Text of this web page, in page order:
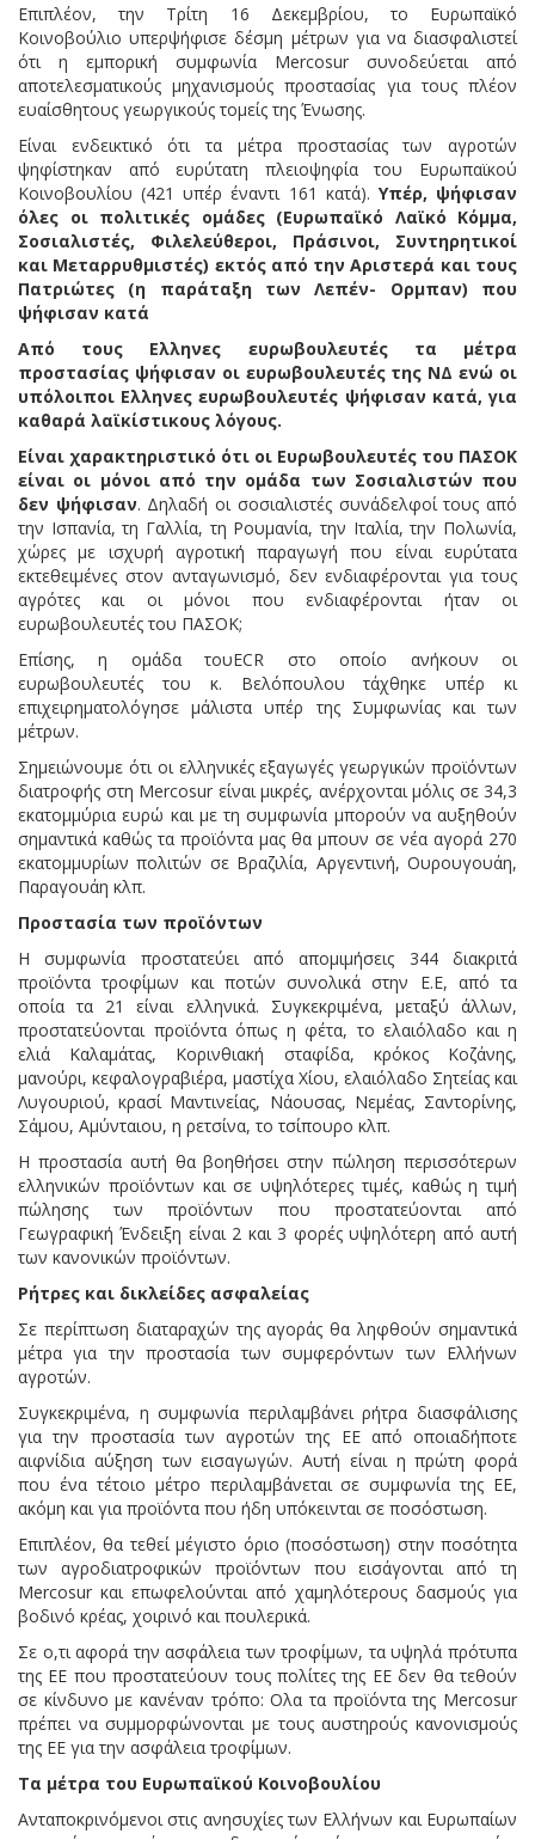
Επιπλέον, την Τρίτη 16 Δεκεμβρίου, το Ευρωπαϊκό
Κοινοβούλιο υπερψήφισε δέσμη μέτρων για να διασφαλιστεί
ότι η εμπορική συμφωνία Mercosur συνοδεύεται από
αποτελεσματικούς μηχανισμούς προστασίας για τους πλέον
ευαίσθητους γεωργικούς τομείς της Ένωσης.
Είναι ενδεικτικό ότι τα μέτρα προστασίας των αγροτών
ψηφίστηκαν από ευρύτατη πλειοψηφία του Ευρωπαϊκού
Κοινοβουλίου (421 υπέρ έναντι 161 κατά). Υπέρ, ψήφισαν
όλες οι πολιτικές ομάδες (Ευρωπαϊκό Λαϊκό Κόμμα,
Σοσιαλιστές, Φιλελεύθεροι, Πράσινοι, Συντηρητικοί
και Μεταρρυθμιστές) εκτός από την Αριστερά και τους
Πατριώτες (η παράταξη των Λεπέν- Ορμπαν) που
ψήφισαν κατά
Από τους Ελληνες ευρωβουλευτές τα μέτρα
προστασίας ψήφισαν οι ευρωβουλευτές της ΝΔ ενώ οι
υπόλοιποι Ελληνες ευρωβουλευτές ψήφισαν κατά, για
καθαρά λαϊκίστικους λόγους.
Είναι χαρακτηριστικό ότι οι Ευρωβουλευτές του ΠΑΣΟΚ
είναι οι μόνοι από την ομάδα των Σοσιαλιστών που
δεν ψήφισαν. Δηλαδή οι σοσιαλιστές συνάδελφοί τους από
την Ισπανία, τη Γαλλία, τη Ρουμανία, την Ιταλία, την Πολωνία,
χώρες με ισχυρή αγροτική παραγωγή που είναι ευρύτατα
εκτεθειμένες στον ανταγωνισμό, δεν ενδιαφέρονται για τους
αγρότες και οι μόνοι που ενδιαφέρονται ήταν οι
ευρωβουλευτές του ΠΑΣΟΚ;
Επίσης, η ομάδα τουECR στο οποίο ανήκουν οι
ευρωβουλευτές του κ. Βελόπουλου τάχθηκε υπέρ κι
επιχειρηματολόγησε μάλιστα υπέρ της Συμφωνίας και των
μέτρων.
Σημειώνουμε ότι οι ελληνικές εξαγωγές γεωργικών προϊόντων
διατροφής στη Mercosur είναι μικρές, ανέρχονται μόλις σε 34,3
εκατομμύρια ευρώ και με τη συμφωνία μπορούν να αυξηθούν
σημαντικά καθώς τα προϊόντα μας θα μπουν σε νέα αγορά 270
εκατομμυρίων πολιτών σε Βραζιλία, Αργεντινή, Ουρουγουάη,
Παραγουάη κλπ.
Προστασία των προϊόντων
Η συμφωνία προστατεύει από απομιμήσεις 344 διακριτά
προϊόντα τροφίμων και ποτών συνολικά στην Ε.Ε, από τα
οποία τα 21 είναι ελληνικά. Συγκεκριμένα, μεταξύ άλλων,
προστατεύονται προϊόντα όπως η φέτα, το ελαιόλαδο και η
ελιά Καλαμάτας, Κορινθιακή σταφίδα, κρόκος Κοζάνης,
μανούρι, κεφαλογραβιέρα, μαστίχα Χίου, ελαιόλαδο Σητείας και
Λυγουριού, κρασί Μαντινείας, Νάουσας, Νεμέας, Σαντορίνης,
Σάμου, Αμύνταιου, η ρετσίνα, το τσίπουρο κλπ.
Η προστασία αυτή θα βοηθήσει στην πώληση περισσότερων
ελληνικών προϊόντων και σε υψηλότερες τιμές, καθώς η τιμή
πώλησης των προϊόντων που προστατεύονται από
Γεωγραφική Ένδειξη είναι 2 και 3 φορές υψηλότερη από αυτή
των κανονικών προϊόντων.
Ρήτρες και δικλείδες ασφαλείας
Σε περίπτωση διαταραχών της αγοράς θα ληφθούν σημαντικά
μέτρα για την προστασία των συμφερόντων των Ελλήνων
αγροτών.
Συγκεκριμένα, η συμφωνία περιλαμβάνει ρήτρα διασφάλισης
για την προστασία των αγροτών της ΕΕ από οποιαδήποτε
αιφνίδια αύξηση των εισαγωγών. Αυτή είναι η πρώτη φορά
που ένα τέτοιο μέτρο περιλαμβάνεται σε συμφωνία της ΕΕ,
ακόμη και για προϊόντα που ήδη υπόκεινται σε ποσόστωση.
Επιπλέον, θα τεθεί μέγιστο όριο (ποσόστωση) στην ποσότητα
των αγροδιατροφικών προϊόντων που εισάγονται από τη
Mercosur και επωφελούνται από χαμηλότερους δασμούς για
βοδινό κρέας, χοιρινό και πουλερικά.
Σε ο,τι αφορά την ασφάλεια των τροφίμων, τα υψηλά πρότυπα
της ΕΕ που προστατεύουν τους πολίτες της ΕΕ δεν θα τεθούν
σε κίνδυνο με κανέναν τρόπο: Ολα τα προϊόντα της Mercosur
πρέπει να συμμορφώνονται με τους αυστηρούς κανονισμούς
της ΕΕ για την ασφάλεια τροφίμων.
Τα μέτρα του Ευρωπαϊκού Κοινοβουλίου
Ανταποκρινόμενοι στις ανησυχίες των Ελλήνων και Ευρωπαίων